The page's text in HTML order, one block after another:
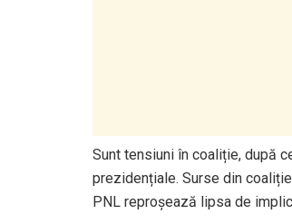
Sunt tensiuni în coaliție, după
prezidențiale. Surse din
PNL reproșează lipsa de